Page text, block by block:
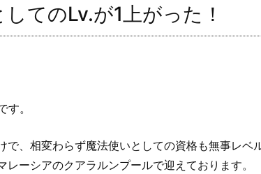
てのLv.が1上がった！
。
で、相変わらず魔法使いとしての資格も無事レベ
ーシアのクアラルンプールで迎えております。